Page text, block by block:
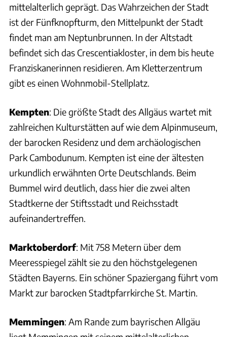
mittelalterlich geprägt. Das Wahrzeichen der Stadt
ist der Fünfknopfturm, den Mittelpunkt der Stadt
findet man am Neptunbrunnen. In der Altstadt
befindet sich das Crescentiakloster, in dem bis heute
Franziskanerinnen residieren. Am Kletterzentrum
gibt es einen Wohnmobil-Stellplatz.
Kempten: Die größte Stadt des Allgäus wartet mit
zahlreichen Kulturstätten auf wie dem Alpinmuseum,
der barocken Residenz und dem archäologischen
Park Cambodunum. Kempten ist eine der ältesten
urkundlich erwähnten Orte Deutschlands. Beim
Bummel wird deutlich, dass hier die zwei alten
Stadtkerne der Stiftsstadt und Reichsstadt
aufeinandertreffen.
Marktoberdorf: Mit 758 Metern über dem
Meeresspiegel zählt sie zu den höchstgelegenen
Städten Bayerns. Ein schöner Spaziergang führt vom
Markt zur barocken Stadtpfarrkirche St. Martin.
Memmingen: Am Rande zum bayrischen Allgäu